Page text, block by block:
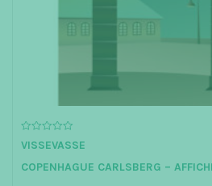
o
t
VISSEVASSE
COPENHAGUE CARLSBERG –